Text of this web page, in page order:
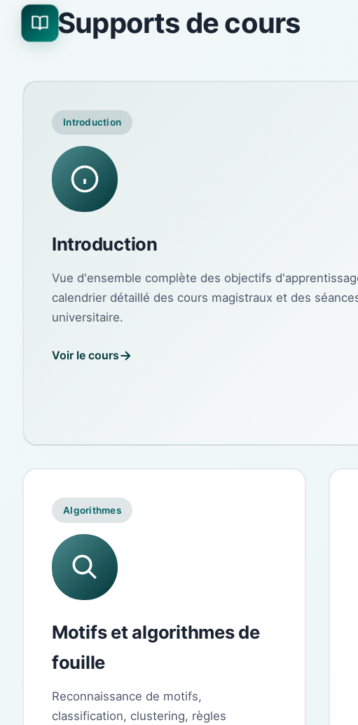
Supports de cours
Introduction
Introduction
Vue d'ensemble complète des objectifs
calendrier détaillé des cours magistraux et des
universitaire.
Voir le cours
Algorithmes
Motifs et algorithmes de
fouille
Reconnaissance de motifs,
classification, clustering, règles